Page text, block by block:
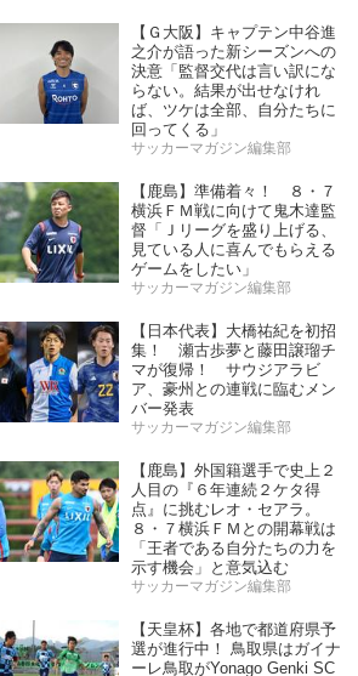
【Ｇ大阪】キャプテン中谷進
之介が語った新シーズンへの
決意「監督交代は言い訳にな
らない。結果が出せなけれ
ば、ツケは全部、自分たちに
回ってくる」
サッカーマガジン編集部
【鹿島】準備着々！ ８・７
横浜ＦＭ戦に向けて鬼木達監
督「Ｊリーグを盛り上げる、
見ている人に喜んでもらえる
ゲームをしたい」
サッカーマガジン編集部
【日本代表】大橋祐紀を初招
集！ 瀬古歩夢と藤田譲瑠チ
マが復帰！ サウジアラビ
ア、豪州との連戦に臨むメン
バー発表
サッカーマガジン編集部
【鹿島】外国籍選手で史上２
人目の『６年連続２ケタ得
点』に挑むレオ・セアラ。
８・７横浜ＦＭとの開幕戦は
「王者である自分たちの力を
示す機会」と意気込む
サッカーマガジン編集部
【天皇杯】各地で都道府県予
選が進行中！ 鳥取県はガイナ
ーレ鳥取がYonago Genki SC